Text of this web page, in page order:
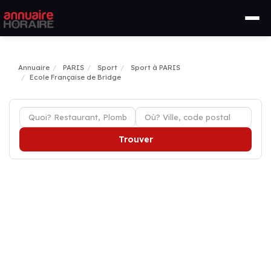
Annuaire PARIS Sport
Sport à PARIS
Ecole Française de Bridge
Trouver